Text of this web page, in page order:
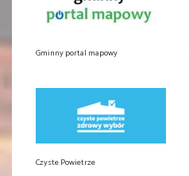
Gminny portal mapowy
Czyste Powietrze